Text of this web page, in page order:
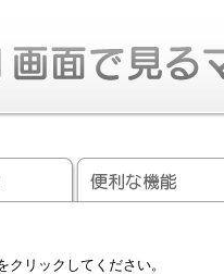
リックしてください。